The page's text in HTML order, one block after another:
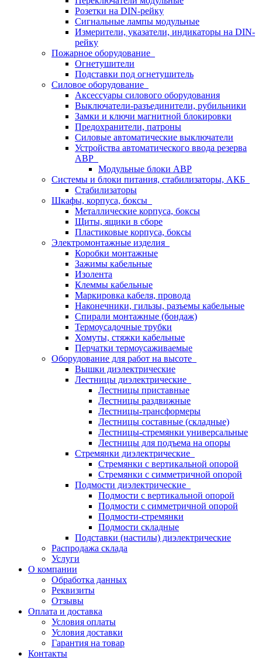
Розетки на DIN-рейку
Сигнальные лампы модульные
Измерители, указатели, индикаторы на DIN-
рейку
Пожарное оборудование
Огнетушители
Подставки под огнетушитель
Силовое оборудование
Аксессуары силового оборудования
Выключатели-разъединители, рубильники
Замки и ключи магнитной блокировки
Предохранители, патроны
Силовые автоматические выключатели
Устройства автоматического ввода резерва
АВР
Модульные блоки АВР
Системы и блоки питания, стабилизаторы, АКБ
Стабилизаторы
Шкафы, корпуса, боксы
Металлические корпуса, боксы
Щиты, ящики в сборе
Пластиковые корпуса, боксы
Электромонтажные изделия
Коробки монтажные
Зажимы кабельные
Изолента
Клеммы кабельные
Маркировка кабеля, провода
Наконечники, гильзы, разъемы кабельные
Спирали монтажные (бондаж)
Термоусадочные трубки
Хомуты, стяжки кабельные
Перчатки термоусаживаемые
Оборудование для работ на высоте
Вышки диэлектрические
Лестницы диэлектрические
Лестницы приставные
Лестницы раздвижные
Лестницы-трансформеры
Лестницы составные (складные)
Лестницы-стремянки универсальные
Лестницы для подъема на опоры
Стремянки диэлектрические
Стремянки с вертикальной опорой
Стремянки с симметричной опорой
Подмости диэлектрические
Подмости с вертикальной опорой
Подмости с симметричной опорой
Подмости-стремянки
Подмости складные
Подставки (настилы) диэлектрические
Распродажа склада
Услуги
О компании
Обработка данных
Реквизиты
Отзывы
Оплата и доставка
Условия оплаты
Условия доставки
Гарантия на товар
Контакты